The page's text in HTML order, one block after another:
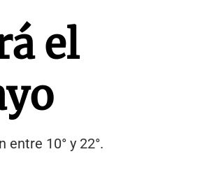
el
10° y 22°.